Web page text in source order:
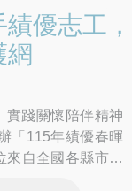
優志工，
網
踐關懷陪伴精神
「115年績優春暉
來自全國各縣市的